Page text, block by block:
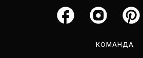
КОМАНДА